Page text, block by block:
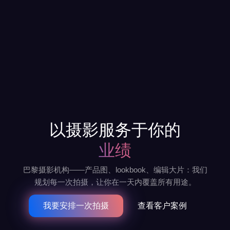
以摄影服务于你的
业绩
巴黎摄影机构——产品图、lookbook、编辑大片：我们
规划每一次拍摄，让你在一天内覆盖所有用途。
我要安排一次拍摄 查看客户案例